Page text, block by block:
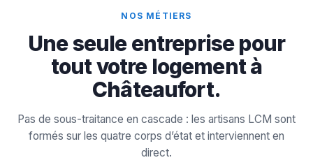
NOS MÉTIERS
Une seule entreprise pour
tout votre logement à
Châteaufort.
Pas de sous-traitance en cascade : les artisans LCM sont
formés sur les quatre corps d’état et interviennent en
direct.